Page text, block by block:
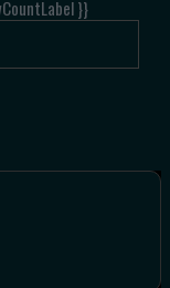
}}